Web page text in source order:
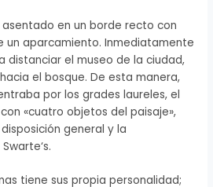
en un borde recto con
un aparcamiento.Inmediatamente
distanciar el museo de la ciudad,
el bosque.De esta manera,
por los grades laureles, el
«cuatro objetos del paisaje»,
general y la
Swarte‘s.
tiene sus propiapersonalidad;